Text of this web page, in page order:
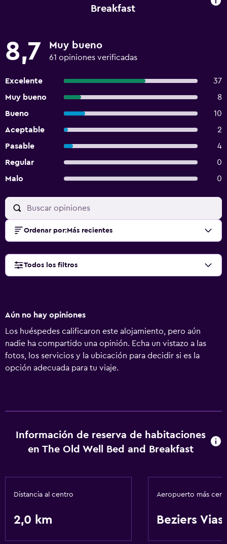
Breakfast
8,7 Muy bueno
61 opiniones verificadas
Excelente
37
Muy bueno
8
Bueno
10
Aceptable
2
Pasable
4
Regular
0
Malo
0
Ordenar por: Más recientes
Todos los filtros
Aún no hay opiniones
Los huéspedes calificaron este alojamiento, pero aún
nadie ha compartido una opinión. Echa un vistazo a las
fotos, los servicios y la ubicación para decidir si es la
opción adecuada para tu viaje.
Información de reserva de habitaciones
en The Old Well Bed and Breakfast
Distancia al centro
2,0 km
Aeropuerto más
Beziers Vias